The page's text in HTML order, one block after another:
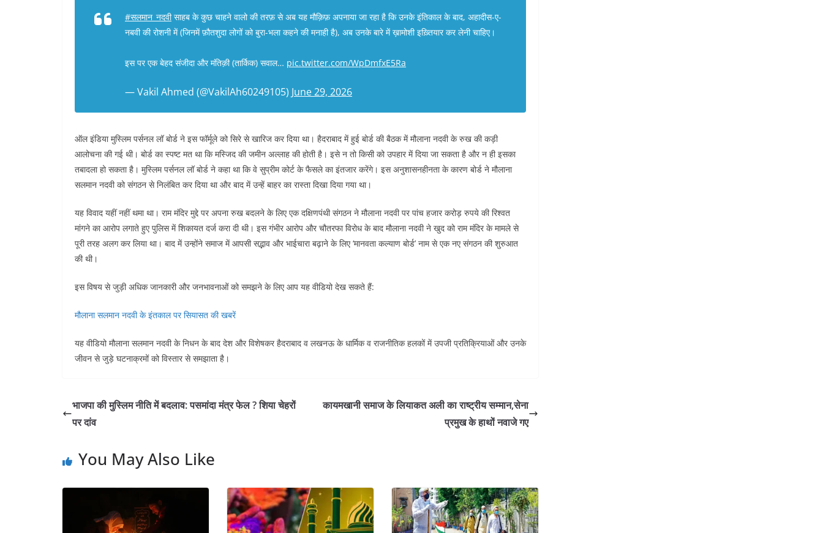
#सलमान_नदवीसाहब के कुछ चाहने वालो की तरफ़ से अब यह मौक़िफ़ अपनाया जा रहा है कि उनके इंतिकाल के बाद, अहादीस-ए-
नबवी की रोशनी में (जिनमें फ़ौतशुदा लोगों को बुरा-भला कहने की मनाही है), अब उनके बारे में ख़ामोशी इख़्तियार कर लेनी चाहिए।
इस पर एक बेहद संजीदा और मंतिक़ी (तार्किक) सवाल… pic.twitter.com/WpDmfxE5Ra
— Vakil Ahmed (@VakilAh60249105) June 29, 2026
ऑल इंडिया मुस्लिम पर्सनल लॉ बोर्ड ने इस फॉर्मूले को सिरे से खारिज कर दिया था। हैदराबाद में हुई बोर्ड की बैठक में मौलाना नदवी के रुख की कड़ी
आलोचना की गई थी। बोर्ड का स्पष्ट मत था कि मस्जिद की जमीन अल्लाह की होती है। इसे न तो किसी को उपहार में दिया जा सकता है और न ही इसका
तबादला हो सकता है। मुस्लिम पर्सनल लॉ बोर्ड ने कहा था कि वे सुप्रीम कोर्ट के फैसले का इंतजार करेंगे। इस अनुशासनहीनता के कारण बोर्ड ने मौलाना
सलमान नदवी को संगठन से निलंबित कर दिया था और बाद में उन्हें बाहर का रास्ता दिखा दिया गया था।
यह विवाद यहीं नहीं थमा था। राम मंदिर मुद्दे पर अपना रुख बदलने के लिए एक दक्षिणपंथी संगठन ने मौलाना नदवी पर पांच हजार करोड़ रुपये की रिश्वत
मांगने का आरोप लगाते हुए पुलिस में शिकायत दर्ज करा दी थी। इस गंभीर आरोप और चौतरफा विरोध के बाद मौलाना नदवी ने खुद को राम मंदिर के मामले से
पूरी तरह अलग कर लिया था। बाद में उन्होंने समाज में आपसी सद्भाव और भाईचारा बढ़ाने के लिए ‘मानवता कल्याण बोर्ड’ नाम से एक नए संगठन की शुरुआत
की थी।
इस विषय से जुड़ी अधिक जानकारी और जनभावनाओं को समझने के लिए आप यह वीडियो देख सकते हैं:
मौलाना सलमान नदवी के इंतकाल पर सियासत की खबरें
यह वीडियो मौलाना सलमान नदवी के निधन के बाद देश और विशेषकर हैदराबाद व लखनऊ के धार्मिक व राजनीतिक हलकों में उपजी प्रतिक्रियाओं और उनके
जीवन से जुड़े घटनाक्रमों को विस्तार से समझाता है।
भाजपा की मुस्लिम नीति में बदलाव: पसमांदा मंत्र फेल ? शिया चेहरों
पर दांव
कायमखानी समाज के लियाकत अली का राष्ट्रीय सम्मान,सेना
प्रमुख के हाथों नवाजे गए
You May Also Like